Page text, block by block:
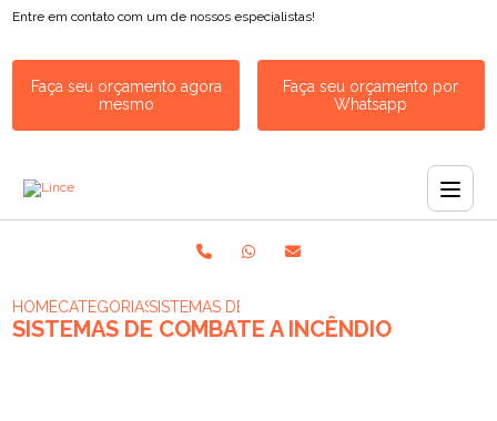
Entre em contato com um de nossos especialistas!
Faça seu orçamento agora
mesmo
Faça seu orçamento por
Whatsapp
HOMECATEGORIASSISTEMAS DE COMBATE A INCÊNDIO​
SISTEMAS DE COMBATE A INCÊNDIO​